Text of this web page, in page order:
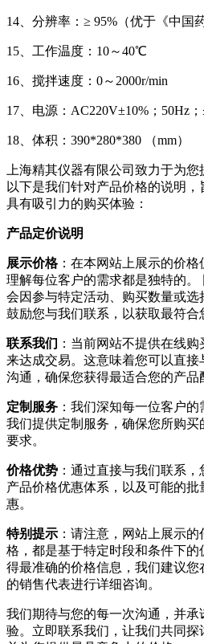
14、分辨率：≥ 95%（优于《中国
15、工作温度：10～40℃
16、搅拌速度：0～2000r/min
17、电源：AC220V±10%；50Hz
18、体积：390*280*380 （mm）
上海精其仪器有限公司致力于为您
以下是我们针对产品价格的说明
具有吸引力的购买体验：
产品定价说明
展示价格：在本网站上展示的价
理解每位客户的需求都是独特的
会因参与特定活动、购买数量或
鼓励您与我们联系，以获取最符合
联系我们 ：当前网站不提供在线
来达成交易。这意味着您可以直
沟通，确保您获得最适合您的产品
定制服务 ：我们深知每一位客户
我们提供定制服务，确保您所购
要求。
价格优势 ：通过直接与我们联系
产品价格优惠体系，以及可能的
惠。
特别提示 ：请注意，网站上展示
格，都是基于特定时段和条件下
得最准确的价格信息，我们建议
的销售代表进行详细咨询。
我们期待与您的每一次沟通，并
验。立即联系我们，让我们共同探